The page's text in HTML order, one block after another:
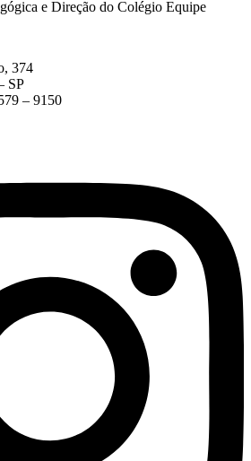
e Direção do Colégio Equipe
374
SP
– 9150